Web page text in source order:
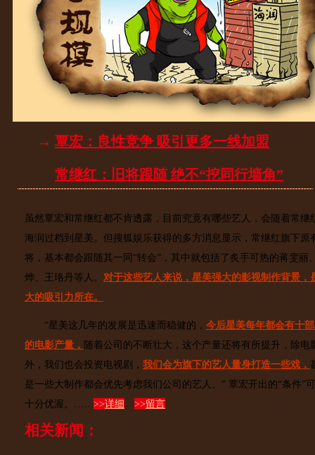
→ 覃宏：良性竞争 吸引更多一线加盟
常继红：旧将跟随 绝不“挖同行墙角”
虽然覃宏和常继红都不肯透露，目前究竟有哪些艺人，会随着常继
海润过档到星美。但搜狐娱乐获得的多方消息显示，常继红旗下原
将，基本都会跟随其一同“转会”，其中就包括了炙手可热的蒋雯丽
烨、王珞丹等人。 对于这些艺人来说，星美强大的影视制作背景，
大的吸引力所在。
“星美这几年的发展是迅速而稳健的， 今后星美每年都会有十
的电影产量， 随着公司的不断壮大，这个产量还将有所提升，除电
外，我们也会投资电视剧， 我们会为旗下的艺人量身打造一些戏，
是一些大制作都会优先考虑我们公司的艺人。” 覃宏开出的“条件”
十分优渥。……>>详细 >>留言
相关新闻：